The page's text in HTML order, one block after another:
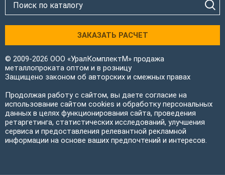
ЗАКАЗАТЬ РАСЧЕТ
© 2009-2026 ООО «УралКомплектМ» продажа
металлопроката оптом и в розницу
Защищено законом об авторских и смежных правах
Продолжая работу с сайтом, вы даете согласие на
использование сайтом cookies и обработку персональных
данных в целях функционирования сайта, проведения
ретаргетинга, статистических исследований, улучшения
сервиса и предоставления релевантной рекламной
информации на основе ваших предпочтений и интересов.